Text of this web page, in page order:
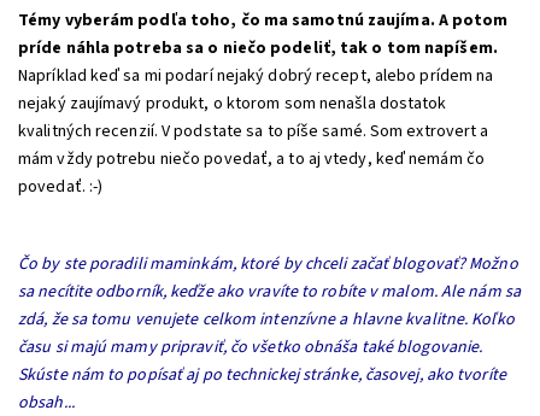
Témy vyberám podľa toho, čo ma samotnú zaujíma. A potom
príde náhla potreba sa o niečo podeliť, tak o tom napíšem.
Napríklad keď sa mi podarí nejaký dobrý recept, alebo prídem na
nejaký zaujímavý produkt, o ktorom som nenašla dostatok
kvalitných recenzií. V podstate sa to píše samé. Som extrovert a
mám vždy potrebu niečo povedať, a to aj vtedy, keď nemám čo
povedať. :-)
Čo by ste poradili maminkám, ktoré by chceli začať blogovať? Možno
sa necítite odborník, keďže ako vravíte to robíte v malom. Ale nám sa
zdá, že sa tomu venujete celkom intenzívne a hlavne kvalitne. Koľko
času si majú mamy pripraviť, čo všetko obnáša také blogovanie.
Skúste nám to popísať aj po technickej stránke, časovej, ako tvoríte
obsah...